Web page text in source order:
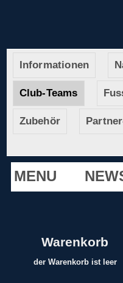
Informationen
Club-Teams
Zubehör
MENU
Warenkorb
der Warenkorb ist leer